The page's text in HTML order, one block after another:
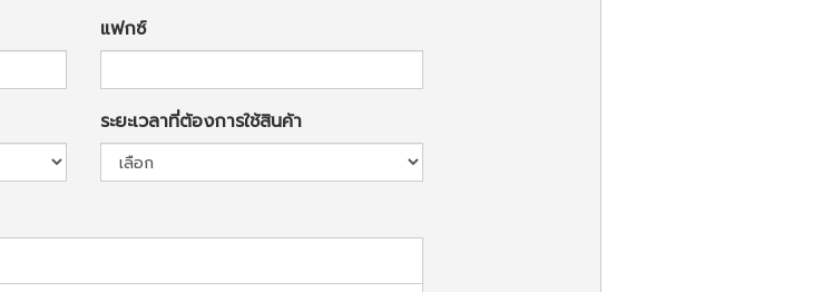
แฟกซ์
ระยะเวลาที่ต้องการใช้สินค้า